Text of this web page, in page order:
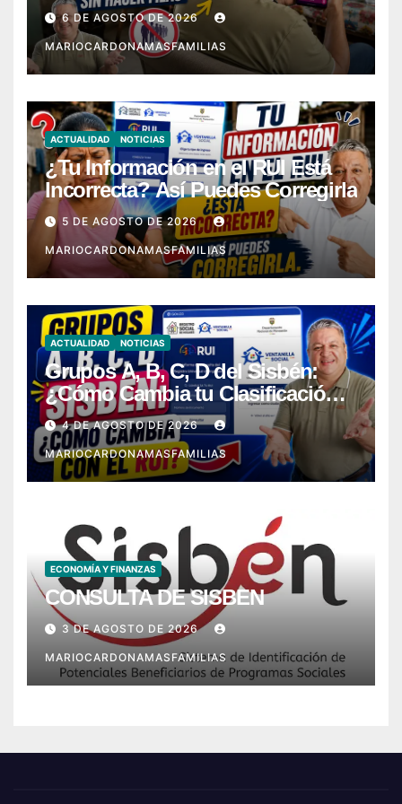
6 DE AGOSTO DE 2026
MARIOCARDONAMASFAMILIAS
ACTUALIDAD NOTICIAS
¿Tu Información en el RUI Está
Incorrecta? Así Puedes Corregirla
5 DE AGOSTO DE 2026
MARIOCARDONAMASFAMILIAS
ACTUALIDAD NOTICIAS
Grupos A, B, C, D del Sisbén:
¿Cómo Cambia tu Clasificación
con el RUI?
4 DE AGOSTO DE 2026
MARIOCARDONAMASFAMILIAS
ECONOMÍA Y FINANZAS
CONSULTA DE SISBEN
3 DE AGOSTO DE 2026
MARIOCARDONAMASFAMILIAS